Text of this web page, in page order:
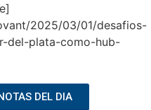
2025/03/01/desafios-
del-plata-como-hub-
DEL DIA